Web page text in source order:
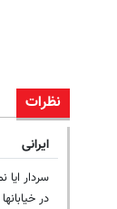
نظرات
ایرانی
سردار
در